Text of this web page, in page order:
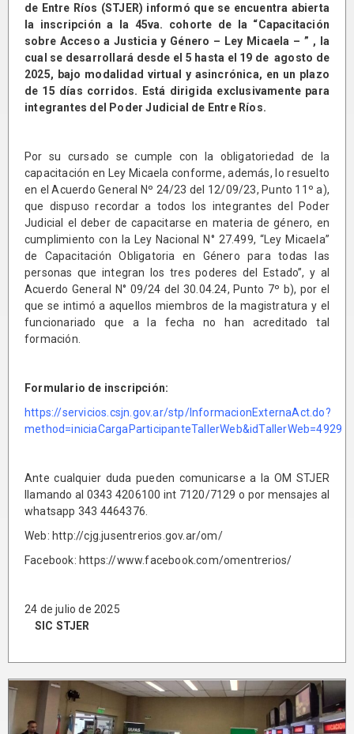
de Entre Ríos (STJER) informó que se encuentra abierta
la inscripción a la 45va. cohorte de la “Capacitación
sobre Acceso a Justicia y Género – Ley Micaela – ” , la
cual se desarrollará desde el 5 hasta el 19 de agosto de
2025, bajo modalidad virtual y asincrónica, en un plazo
de 15 días corridos. Está dirigida exclusivamente para
integrantes del Poder Judicial de Entre Ríos.
Por su cursado se cumple con la obligatoriedad de la
capacitación en Ley Micaela conforme, además, lo resuelto
en el Acuerdo General Nº 24/23 del 12/09/23, Punto 11º a),
que dispuso recordar a todos los integrantes del Poder
Judicial el deber de capacitarse en materia de género, en
cumplimiento con la Ley Nacional N° 27.499, “Ley Micaela”
de Capacitación Obligatoria en Género para todas las
personas que integran los tres poderes del Estado”, y al
Acuerdo General N° 09/24 del 30.04.24, Punto 7º b), por el
que se intimó a aquellos miembros de la magistratura y el
funcionariado que a la fecha no han acreditado tal
formación.
Formulario de inscripción:
https://servicios.csjn.gov.ar/stp/InformacionExternaAct.do?
method=iniciaCargaParticipanteTallerWeb&idTallerWeb=4929
Ante cualquier duda pueden comunicarse a la OM STJER
llamando al 0343 4206100 int 7120/7129 o por mensajes al
whatsapp 343 4464376.
Web: http://cjg.jusentrerios.gov.ar/om/
Facebook: https://www.facebook.com/omentrerios/
24 de julio de 2025
SIC STJER